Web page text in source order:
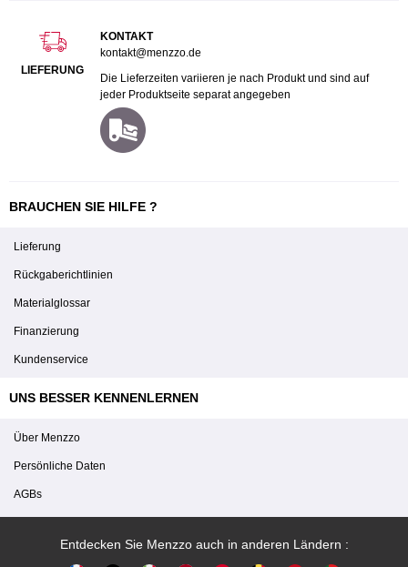
LIEFERUNG
KONTAKT
kontakt@menzzo.de
Die Lieferzeiten variieren je nach Produkt und sind auf
jeder Produktseite separat angegeben
BRAUCHEN SIE HILFE ?
Lieferung
Rückgaberichtlinien
Materialglossar
Finanzierung
Kundenservice
UNS BESSER KENNENLERNEN
Über Menzzo
Persönliche Daten
AGBs
Entdecken Sie Menzzo auch in anderen Ländern :